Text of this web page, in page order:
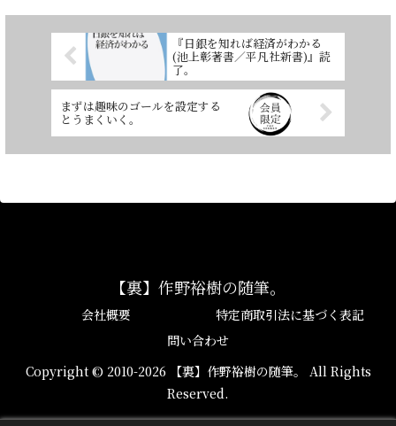
『日銀を知れば経済がわかる
(池上彰著書／平凡社新書)』読
了。
まずは趣味のゴールを設定する
とうまくいく。
【裏】作野裕樹の随筆。
会社概要
特定商取引法に基づく表記
問い合わせ
Copyright © 2010-2026 【裏】作野裕樹の随筆。 All Rights
Reserved.